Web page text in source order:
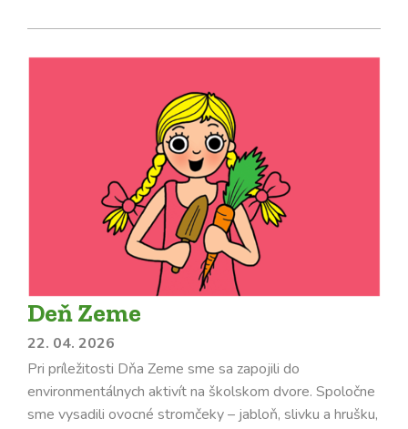
Deň Zeme
22. 04. 2026
Pri príležitosti Dňa Zeme sme sa zapojili do
environmentálnych aktivít na školskom dvore. Spoločne
sme vysadili ovocné stromčeky – jabloň, slivku a hrušku,